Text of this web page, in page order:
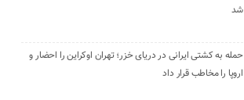
شد
حمله به کشتی ایرانی در دریای خزر؛ تهران اوکراین را احضار و
اروپا را مخاطب قرار داد